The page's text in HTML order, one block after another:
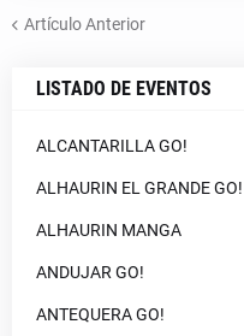
Artículo Anterior
LISTADO DE EVENTOS
ALCANTARILLA GO!
ALHAURIN EL GRANDE GO!
ALHAURIN MANGA
ANDUJAR GO!
ANTEQUERA GO!